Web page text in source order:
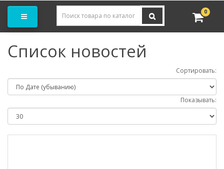
0
Список новостей
Сортировать:
Показывать: